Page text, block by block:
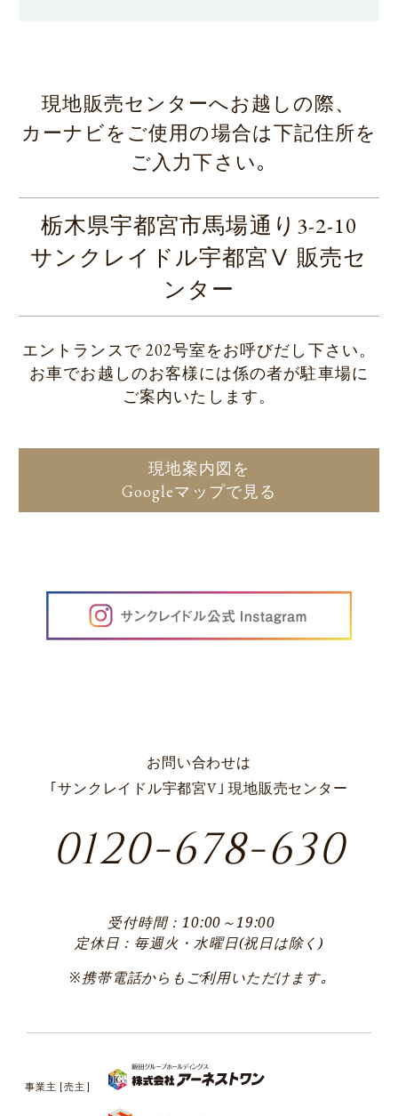
現地販売センターへお越しの際、
カーナビをご使用の場合は下記住所を
ご入力下さい｡
栃木県宇都宮市馬場通り3-2-10
サンクレイドル宇都宮Ⅴ 販売セ
ンター
エントランスで 202号室をお呼びだし下さい。
お車でお越しのお客様には係の者が駐車場に
ご案内いたします。
現地案内図を
Googleマップで見る
お問い合わせは
｢サンクレイドル宇都宮V｣ 現地販売センター
0120-678-630
受付時間：10:00～19:00
定休日：毎週火・水曜日(祝日は除く)
※携帯電話からもご利用いただけます｡